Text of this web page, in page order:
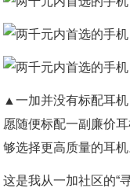
▲一加并没有标配耳机
愿随便标配一副廉价
够选择更高质量的耳机
这是我从一加社区的“